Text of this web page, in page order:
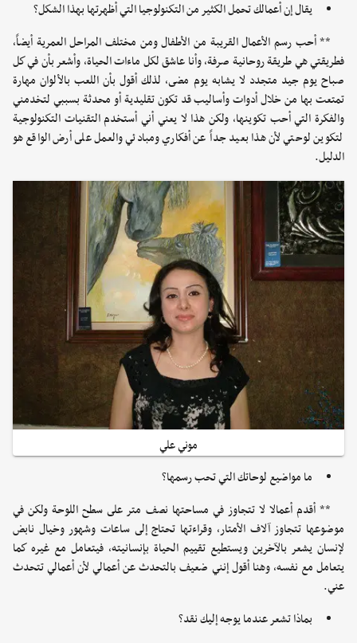
يقال إن أعمالك تحمل الكثير من التكنولوجيا التي أظهرتها بهذا الشكل؟
** أحب رسم الأعمال القريبة من الأطفال ومن مختلف المراحل العمرية أيضاً،
فطريقتي هي طريقة روحانية صرفة، وأنا عاشق لكل ماءات الحياة، وأشعر بأن في كل
صباح يوم جيد متجدد لا يشابه يوم مضى، لذلك أقول بأن اللعب بالألوان مهارة
تمتعت بها من خلال أدوات وأساليب قد تكون تقليدية أو محدثة بسببي لتخدمني
والفكرة التي أحب تكوينها، ولكن هذا لا يعني أني أستخدم التقنيات التكنولوجية
لتكوين لوحتي لأن هذا بعيد جداً عن أفكاري ومبادئي والعمل على أرض الواقع هو
الدليل.
موني علي
ما مواضيع لوحاتك التي تحب رسمها؟
** أقدم أعمالا لا تتجاوز في مساحتها نصف متر على سطح اللوحة ولكن في
موضوعها تتجاوز آلاف الأمتار، وقراءتها تحتاج إلى ساعات وشهور وخيال نابض
لإنسان يشعر بالآخرين ويستطيع تقييم الحياة بإنسانيته، فيتعامل مع غيره كما
يتعامل مع نفسه، وهنا أقول إنني ضعيف بالتحدث عن أعمالي لأن أعمالي تتحدث
عني.
بماذا تشعر عندما يوجه إليك نقد؟